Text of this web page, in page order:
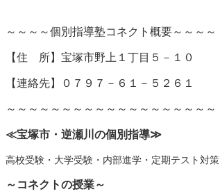
～～～～個別指導塾コネクト概要～～～～
【住 所】宝塚市野上１丁目５－１０
【連絡先】０７９７－６１－５２６１
～～～～～～～～～～～～～～～～～～～
≪宝塚市・逆瀬川の個別指導≫
高校受験・大学受験・内部進学・定期テスト対策
～コネクトの授業～